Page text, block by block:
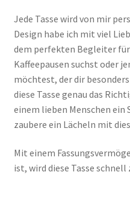
Jede Tasse wird von mir
Design habe ich mit viel
dem perfekten Begleiter
Kaffeepausen suchst oder
möchtest, der dir
diese Tasse genau das
einem lieben Menschen
zaubere ein Lächeln mit
Mit einem
ist, wird diese Tasse